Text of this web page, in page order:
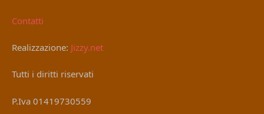
Contatti
Realizzazione: Jizzy.net
Tutti i diritti riservati
P.Iva 01419730559